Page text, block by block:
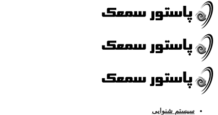
سیستم شنوایی